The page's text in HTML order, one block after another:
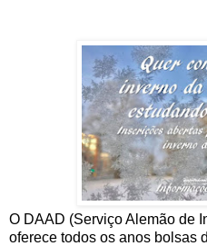
O DAAD (Serviço Alemão de
oferece todos os anos bolsas